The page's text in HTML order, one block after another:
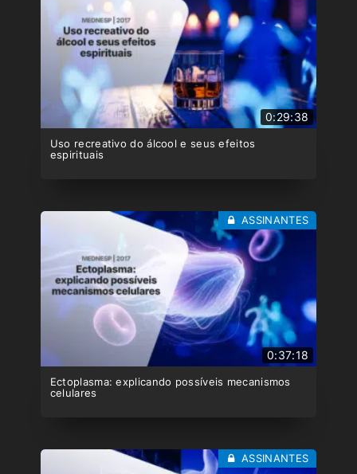
0:29:38
Uso recreativo do álcool e seus efeitos
espirituais
0:37:18
Ectoplasma: explicando possíveis mecanismos
celulares
ASSINANTES
ASSINANTES